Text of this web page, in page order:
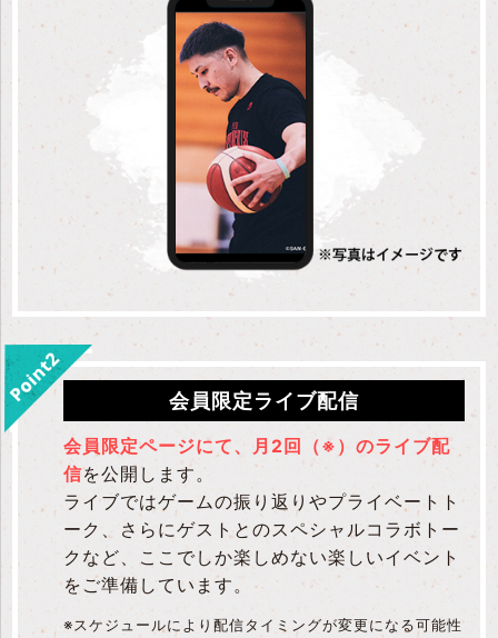
会員限定ライブ配信
会員限定ページにて、月2回（※）のライブ配
信を公開します。
ライブではゲームの振り返りやプライベートト
ーク、さらにゲストとのスペシャルコラボトー
クなど、ここでしか楽しめない楽しいイベント
をご準備しています。
※スケジュールにより配信タイミングが変更になる可能性